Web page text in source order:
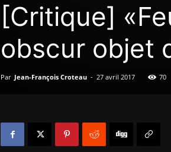
[Critique]
obscur objet
Par Jean-François Croteau - 27 avril 2017 70